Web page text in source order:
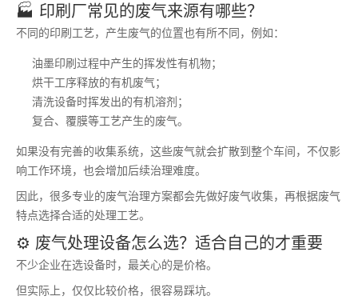
🏭 印刷厂常见的废气来源有哪些？
不同的印刷工艺，产生废气的位置也有所不同，例如：
油墨印刷过程中产生的挥发性有机物；
烘干工序释放的有机废气；
清洗设备时挥发出的有机溶剂；
复合、覆膜等工艺产生的废气。
如果没有完善的收集系统，这些废气就会扩散到整个车间，不仅影
响工作环境，也会增加后续治理难度。
因此，很多专业的废气治理方案都会先做好废气收集，再根据废气
特点选择合适的处理工艺。
⚙️ 废气处理设备怎么选？适合自己的才重要
不少企业在选设备时，最关心的是价格。
但实际上，仅仅比较价格，很容易踩坑。